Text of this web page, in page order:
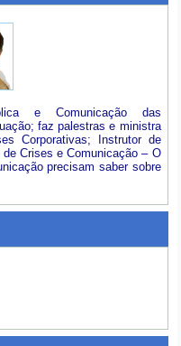
e Comunicação das
faz palestras e ministra
Corporativas; Instrutor de
Crises e Comunicação – O
precisam saber sobre